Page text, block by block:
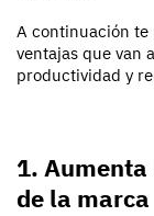
A continuación te
ventajas que van
productividad y
1.
de la marca